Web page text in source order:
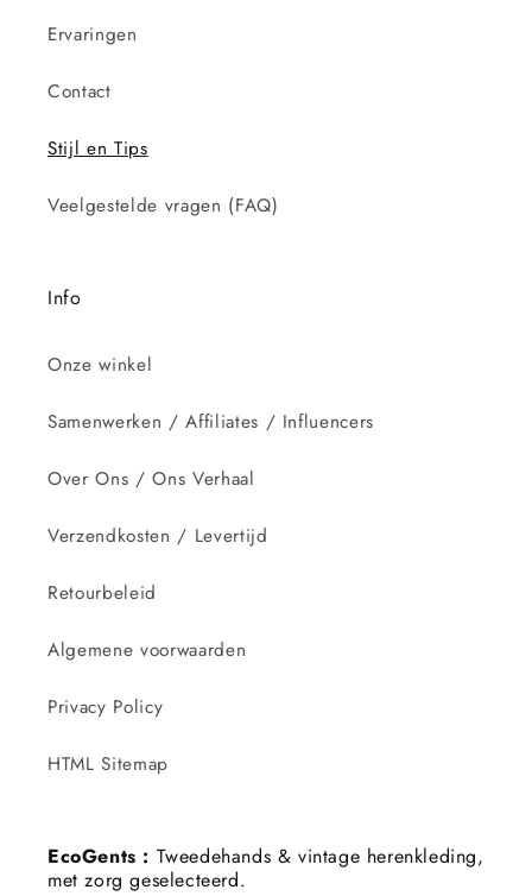
Ervaringen
Contact
Stijl en Tips
Veelgestelde vragen (FAQ)
Info
Onze winkel
Samenwerken / Affiliates / Influencers
Over Ons / Ons Verhaal
Verzendkosten / Levertijd
Retourbeleid
Algemene voorwaarden
Privacy Policy
HTML Sitemap
EcoGents : Tweedehands & vintage herenkleding,
met zorg geselecteerd.